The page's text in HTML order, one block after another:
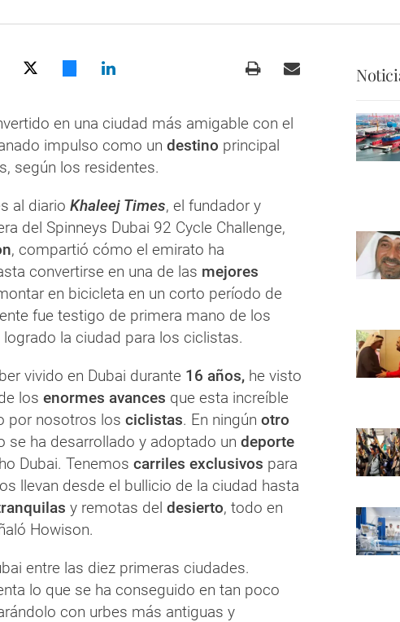
en una ciudad más amigable con el
impulso como un destino principal
según los residentes.
al diario Khaleej Times, el fundador y
del Spinneys Dubai 92 Cycle Challenge,
, compartió cómo el emirato ha
convertirse en una de las mejores
en bicicleta en un corto período de
fue testigo de primera mano de los
logrado la ciudad para los ciclistas.
vivido en Dubai durante 16 años, he visto
los enormes avances que esta increíble
por nosotros los ciclistas. En ningún otro
se ha desarrollado y adoptado un deporte
Dubai. Tenemos carriles exclusivos para
llevan desde el bullicio de la ciudad hasta
y remotas del desierto, todo en
Howison.
entre las diez primeras ciudades.
lo que se ha conseguido en tan poco
con urbes más antiguas y